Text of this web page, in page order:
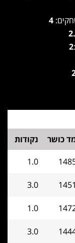
2
כושר
נקודות
1.0
1451
3.0
1.0
3.0